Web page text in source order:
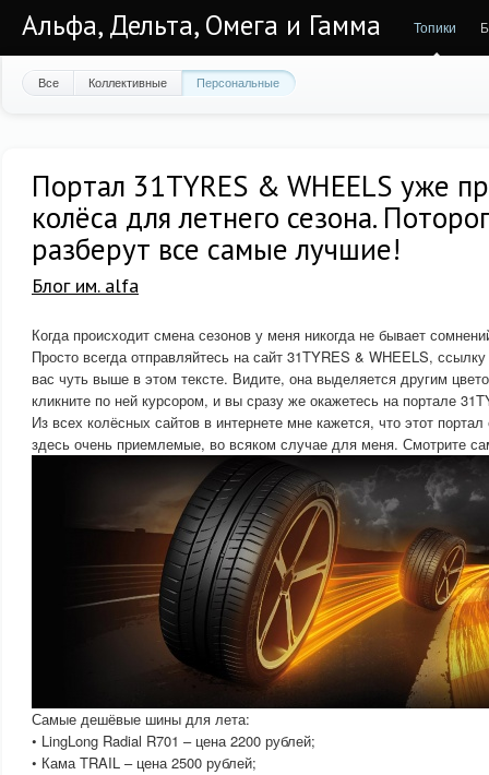
Альфа, Дельта, Омега и Гамма Топики
Все Коллективные Персональные
Портал 31TYRES & WHEELS уже
колёса для летнего сезона.
разберут все самые лучшие!
Блог им. alfa
Когда происходит смена сезонов у меня никогда не бывает
Просто всегда отправляйтесь на сайт 31TYRES & WHEELS,
вас чуть выше в этом тексте. Видите, она выделяется другим
кликните по ней курсором, и вы сразу же окажетесь на портале
Из всех колёсных сайтов в интернете мне кажется, что этот
здесь очень приемлемые, во всяком случае для меня. Смотрите
Самые дешёвые шины для лета:
• LingLong Radial R701 – цена 2200 рублей;
• Кама TRAIL – цена 2500 рублей;